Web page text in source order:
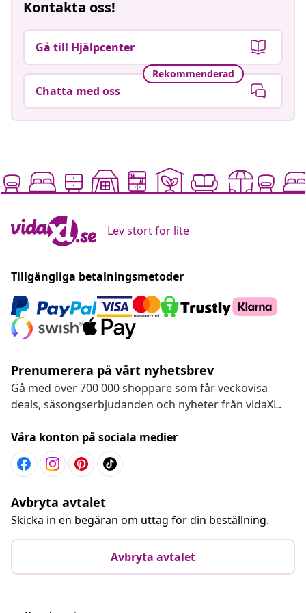
Kontakta oss!
Gå till Hjälpcenter
Rekommenderad
Chatta med oss
Lev stort for lite
Tillgängliga betalningsmetoder
Prenumerera på vårt nyhetsbrev
Gå med över 700 000 shoppare som får veckovisa
deals, säsongserbjudanden och nyheter från vidaXL.
Våra konton på sociala medier
Avbryta avtalet
Skicka in en begäran om uttag för din beställning.
Avbryta avtalet